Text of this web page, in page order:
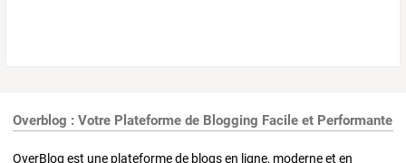
Overblog : Votre Plateforme de Blogging Facile et Performante
OverBlog est une plateforme de blogs en ligne, moderne et en